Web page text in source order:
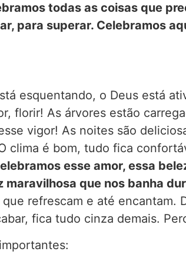
todas as coisas que
para superar. Celebramos
esquentando, o Deus está
florir! As árvores estão
vigor! As noites são
clima é bom, tudo fica
esse amor, essa
que nos banha
refrescam e até encantam.
fica tudo cinza demais.